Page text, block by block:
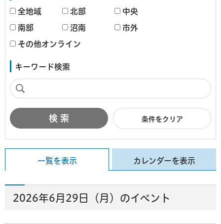
全地域 北部 中央
南部 沼南 市外
その他オンライン
キーワード検索
条件をクリア
一覧を表示 カレンダーを表示
2026年6月29日（月）のイベント